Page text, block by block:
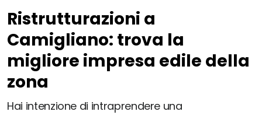
Ristrutturazioni a
Camigliano: trova la
migliore impresa edile della
zona
Hai intenzione di intraprendere una